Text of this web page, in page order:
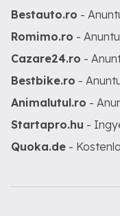
Bestauto.ro -
Romimo.ro -
Cazare24.ro -
Bestbike.ro -
Animalutul.ro -
Startapro.hu -
Quoka.de -